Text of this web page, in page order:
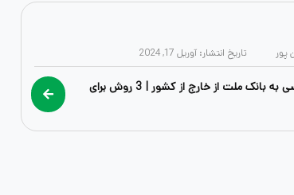
پور تاریخ انتشار: آوریل 17, 2024
راهنمای کامل دسترسی به بانک ملت از خارج از کشور | 3 روش برای